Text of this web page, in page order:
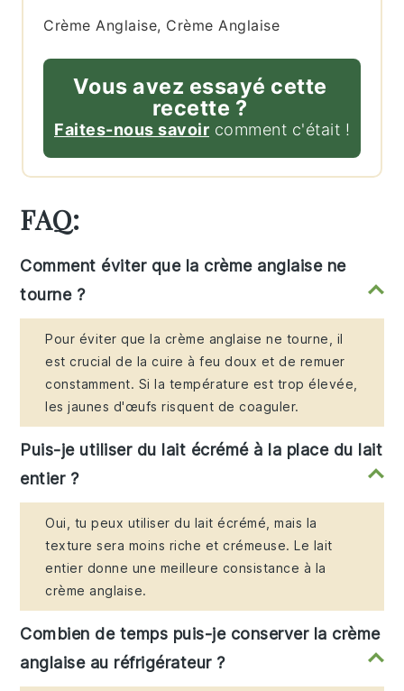
Crème Anglaise, Crème Anglaise
Vous avez essayé cette
recette ?
Faites-nous savoir comment c'était !
FAQ:
Comment éviter que la crème anglaise ne
tourne ?
Pour éviter que la crème anglaise ne tourne, il
est crucial de la cuire à feu doux et de remuer
constamment. Si la température est trop élevée,
les jaunes d'œufs risquent de coaguler.
Puis-je utiliser du lait écrémé à la place du lait
entier ?
Oui, tu peux utiliser du lait écrémé, mais la
texture sera moins riche et crémeuse. Le lait
entier donne une meilleure consistance à la
crème anglaise.
Combien de temps puis-je conserver la crème
anglaise au réfrigérateur ?